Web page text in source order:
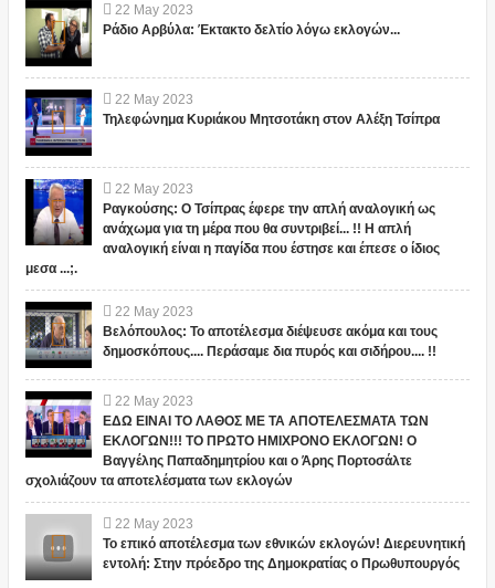
22 May 2023
Ράδιο Αρβύλα: Έκτακτο δελτίο λόγω εκλογών...
22 May 2023
Τηλεφώνημα Κυριάκου Μητσοτάκη στον Αλέξη Τσίπρα
22 May 2023
Ραγκούσης: Ο Τσίπρας έφερε την απλή αναλογική ως
ανάχωμα για τη μέρα που θα συντριβεί... !! Η απλή
αναλογική είναι η παγίδα που έστησε και έπεσε ο ίδιος
μεσα ...;.
22 May 2023
Βελόπουλος: Το αποτέλεσμα διέψευσε ακόμα και τους
δημοσκόπους.... Περάσαμε δια πυρός και σιδήρου.... !!
22 May 2023
ΕΔΩ ΕΙΝΑΙ ΤΟ ΛΑΘΟΣ ΜΕ ΤΑ ΑΠΟΤΕΛΕΣΜΑΤΑ ΤΩΝ
ΕΚΛΟΓΩΝ!!! ΤΟ ΠΡΩΤΟ ΗΜΙΧΡΟΝΟ ΕΚΛΟΓΩΝ! Ο
Βαγγέλης Παπαδημητρίου και ο Άρης Πορτοσάλτε
σχολιάζουν τα αποτελέσματα των εκλογών
22 May 2023
Το επικό αποτέλεσμα των εθνικών εκλογών! Διερευνητική
εντολή: Στην πρόεδρο της Δημοκρατίας ο Πρωθυπουργός